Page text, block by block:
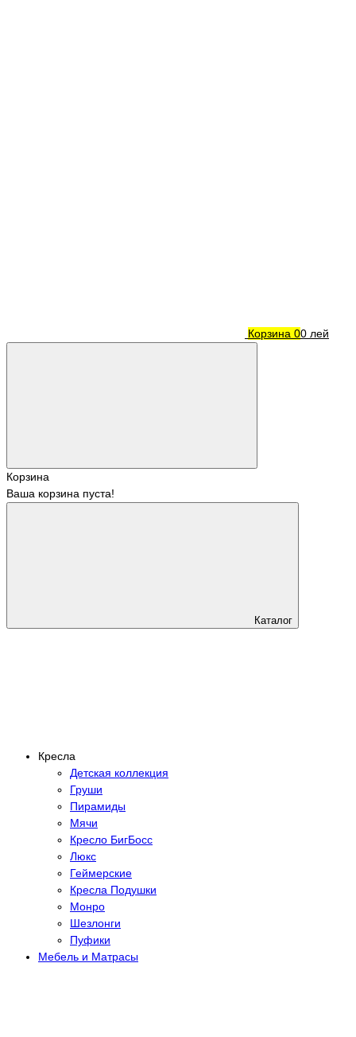
Корзина 00 лей
Корзина
Ваша корзина пуста!
Каталог
Кресла
Детская коллекция
Груши
Пирамиды
Мячи
Кресло БигБосс
Люкс
Геймерские
Кресла Подушки
Монро
Шезлонги
Пуфики
Мебель и Матрасы